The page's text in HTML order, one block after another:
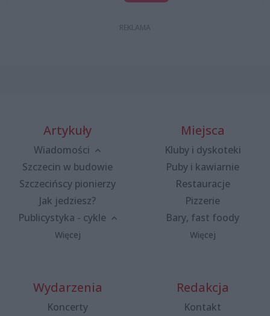
Artykuły
Wiadomości
Szczecin w budowie
Szczecińscy pionierzy
Jak jedziesz?
Publicystyka - cykle
Więcej
Miejsca
Kluby i dyskoteki
Puby i kawiarnie
Restauracje
Pizzerie
Bary, fast foody
Więcej
Wydarzenia
Koncerty
Redakcja
Kontakt